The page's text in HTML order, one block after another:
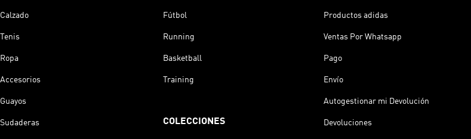
Calzado
Tenis
Ropa
Accesorios
Guayos
Sudaderas
Fútbol
Running
Basketball
Training
COLECCIONES
Productos adidas
Ventas Por Whatsapp
Pago
Envío
Autogestionar mi Devolución
Devoluciones